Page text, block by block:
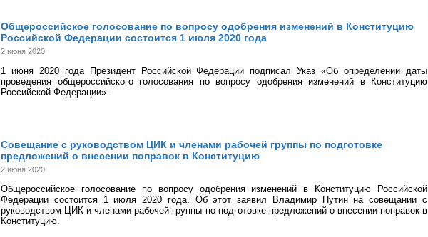
Общероссийское голосование по вопросу одобрения изменений в Конституцию
Российской Федерации состоится 1 июля 2020 года
2 июня 2020
1 июня 2020 года Президент Российской Федерации подписал Указ «Об определении даты
проведения общероссийского голосования по вопросу одобрения изменений в Конституцию
Российской Федерации».
Совещание с руководством ЦИК и членами рабочей группы по подготовке
предложений о внесении поправок в Конституцию
2 июня 2020
Общероссийское голосование по вопросу одобрения изменений в Конституцию Российской
Федерации состоится 1 июля 2020 года. Об этот заявил Владимир Путин на совещании с
руководством ЦИК и членами рабочей группы по подготовке предложений о внесении поправок в
Конституцию.